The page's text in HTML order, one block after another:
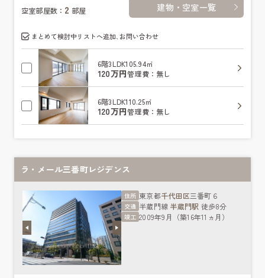
空室部屋数： 2 部屋 建物・空室一覧
まとめて検討中リストへ追加､お問い合わせ
6階3LDK105.94㎡
120万円管理費：無し
6階3LDK110.25㎡
120万円管理費：無し
ラ・メール三番町レジデンス
住所 東京都千代田区三番町６
交通 半蔵門線 半蔵門駅 徒歩8分
竣工 2009年9月（築16年11ヵ月）